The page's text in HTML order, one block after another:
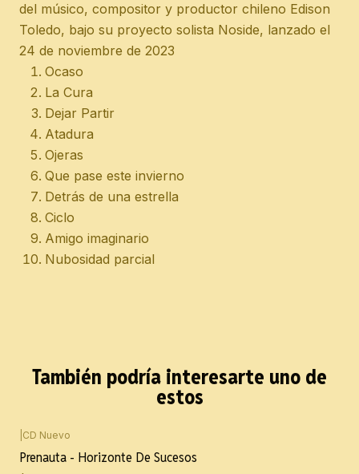
del músico, compositor y productor chileno Edison
Toledo, bajo su proyecto solista Noside, lanzado el
24 de noviembre de 2023
Ocaso
La Cura
Dejar Partir
Atadura
Ojeras
Que pase este invierno
Detrás de una estrella
Ciclo
Amigo imaginario
Nubosidad parcial
También podría interesarte uno de
estos
CD Nuevo
Prenauta - Horizonte De Sucesos